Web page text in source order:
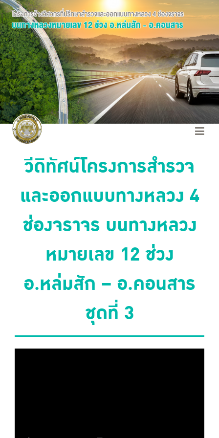
วีดิทัศน์โครงการสำรวจ
และออกแบบทางหลวง 4
ช่องจราจร บนทางหลวง
หมายเลข 12 ช่วง
อ.หล่มสัก – อ.คอนสาร
ชุดที่ 3